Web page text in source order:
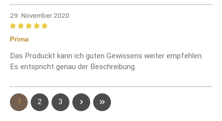
29. November 2020
Bewertung mit 5 von 5 Sternen
Prima
Das Produckt kann ich guten Gewissens weiter empfehlen.
Es entspricht genau der Beschreibung.
Seite
1 Seite
2 Seite
3